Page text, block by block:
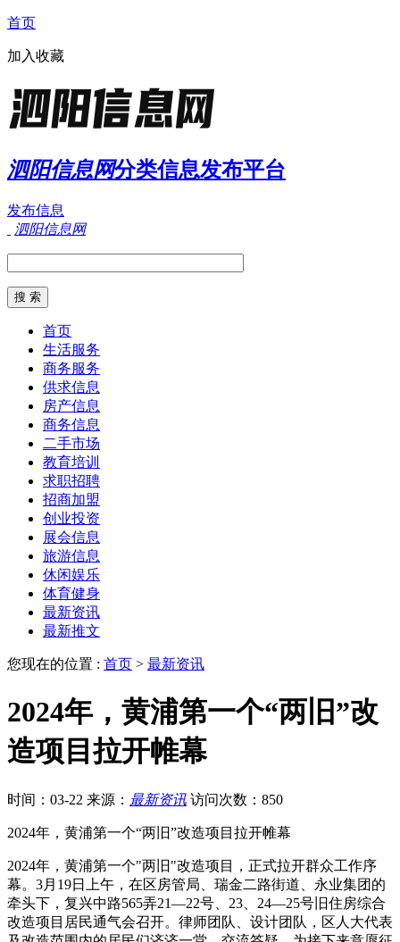
首页
加入收藏
泗阳信息网分类信息发布平台
发布信息
泗阳信息网
首页
生活服务
商务服务
供求信息
房产信息
商务信息
二手市场
教育培训
求职招聘
招商加盟
创业投资
展会信息
旅游信息
休闲娱乐
体育健身
最新资讯
最新推文
您现在的位置 : 首页 > 最新资讯
2024年，黄浦第一个“两旧”改
造项目拉开帷幕
时间：03-22 来源： 最新资讯 访问次数：850
2024年，黄浦第一个“两旧”改造项目拉开帷幕
2024年，黄浦第一个"两旧"改造项目，正式拉开群众工作序
幕。3月19日上午，在区房管局、瑞金二路街道、永业集团的
牵头下，复兴中路565弄21—22号、23、24—25号旧住房综合
改造项目居民通气会召开。律师团队、设计团队，区人大代表